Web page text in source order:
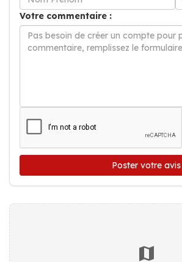
Votre commentaire :
Poster votre avis